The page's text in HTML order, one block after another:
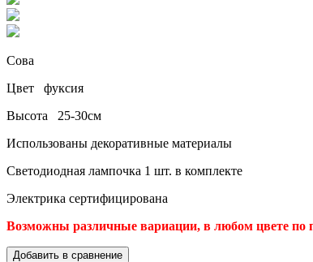
Сова
Цвет фуксия
Высота 25-30см
Использованы декоративные материалы
Светодиодная лампочка 1 шт. в комплекте
Электрика сертифицирована
Возможны различные вариации, в любом цвете по
Добавить в сравнение